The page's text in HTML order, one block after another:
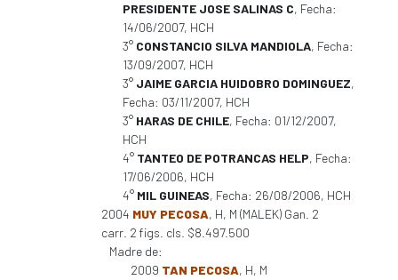
PRESIDENTE JOSE SALINAS C, Fecha:
14/06/2007, HCH
3° CONSTANCIO SILVA MANDIOLA, Fecha:
13/09/2007, HCH
3° JAIME GARCIA HUIDOBRO DOMINGUEZ,
Fecha: 03/11/2007, HCH
3° HARAS DE CHILE, Fecha: 01/12/2007,
HCH
4° TANTEO DE POTRANCAS HELP, Fecha:
17/06/2006, HCH
4° MIL GUINEAS, Fecha: 26/08/2006, HCH
2004 MUY PECOSA, H, M (MALEK) Gan. 2
carr. 2 figs. cls. $8.497.500
Madre de:
2009 TAN PECOSA, H, M